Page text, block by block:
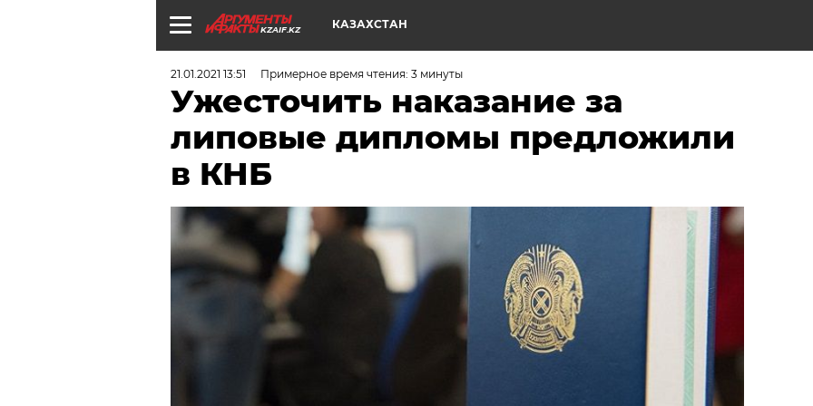
KZAIF.KZ КАЗАХСТАН
21.01.2021 13:51 Примерное время чтения: 3 минуты
Ужесточить наказание за
липовые дипломы предложили
в КНБ